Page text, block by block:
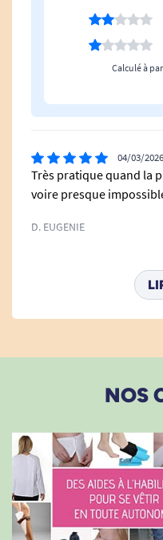
Calculé à
04/03/2026
Très pratique quand la
voire presque
D. EUGENIE
28/01/2026
24/11/2025
bon produit en ce qui
nécessite un temps de
C. Sabrina
09/11/2025
NOS